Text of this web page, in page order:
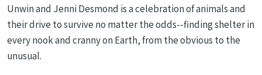
Unwin and Jenni Desmond is a celebration of animals and
their drive to survive no matter the odds--finding shelter in
every nook and cranny on Earth, from the obvious to the
unusual.